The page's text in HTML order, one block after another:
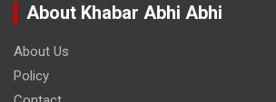
About Khabar Abhi Abhi
About Us
Policy